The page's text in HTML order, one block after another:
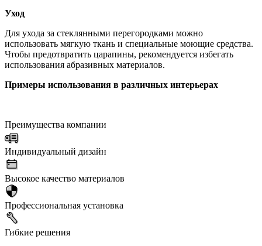
Уход
Для ухода за стеклянными перегородками можно
использовать мягкую ткань и специальные моющие средства.
Чтобы предотвратить царапины, рекомендуется избегать
использования абразивных материалов.
Примеры использования в различных интерьерах
Преимущества компании
Индивидуальный дизайн
Высокое качество материалов
Профессиональная установка
Гибкие решения